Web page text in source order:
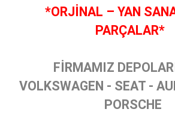
*ORJİNAL – YAN
PARÇALAR*
FİRMAMIZ
VOLKSWAGEN - SEAT -
PORSCHE